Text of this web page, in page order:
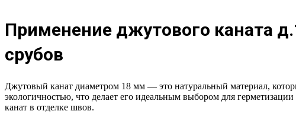
Применение джутового каната
срубов
Джутовый канат диаметром 18 мм — это натуральный материал,
экологичностью, что делает его идеальным выбором для
канат в отделке швов.